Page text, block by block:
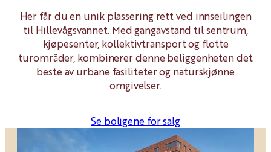
Her får du en unik plassering rett ved innseilingen
til Hillevågsvannet. Med gangavstand til sentrum,
kjøpesenter, kollektivtransport og flotte
turområder, kombinerer denne beliggenheten det
beste av urbane fasiliteter og naturskjønne
omgivelser.
Se boligene for salg